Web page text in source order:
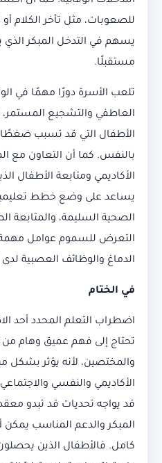
للصعوبات، مثل تأخر الكلام
يسهم في التدخل المبكر
مستقبلًا.
تلعب الأسرة دورًا مهمًا في
العاطفي والتشجيع المستمر،
الأطفال التي قد تسبب ضغطًا
بالنفس. كما أن التعاون مع
الأكاديمي ومتابعة الأطفال
يساعد على وضع خطط
الصحية السليمة، والمتابعة
التعرض للسموم عوامل
الدماغ والوظائف العصبية
في الختام
اضطراب التعلم المحدد أحد
تحتاج إلى فهم عميق وهام من
والمختصين، لأنه يؤثر بشكل
الأكاديمي والنفسي
قد يواجه تحديات قد تبدو
المبكر والدعم المناسب
كامل. فالأطفال الذين